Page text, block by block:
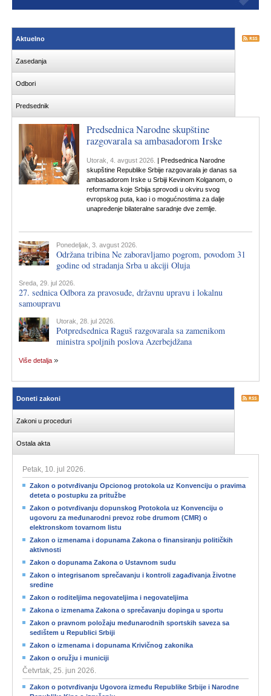
Aktuelno
Zasedanja
Odbori
Predsednik
Predsednica Narodne skupštine
razgovarala sa ambasadorom Irske
Utorak, 4. avgust 2026. | Predsednica Narodne
skupštine Republike Srbije razgovarala je danas sa
ambasadorom Irske u Srbiji Kevinom Kolganom, o
reformama koje Srbija sprovodi u okviru svog
evropskog puta, kao i o mogućnostima za dalje
unapređenje bilateralne saradnje dve zemlje.
Ponedeljak, 3. avgust 2026.
Održana tribina Ne zaboravljamo pogrom, povodom 31
godine od stradanja Srba u akciji Oluja
Sreda, 29. jul 2026.
27. sednica Odbora za pravosuđe, državnu upravu i lokalnu
samoupravu
Utorak, 28. jul 2026.
Potpredsednica Raguš razgovarala sa zamenikom
ministra spoljnih poslova Azerbejdžana
Više detalja
Doneti zakoni
Zakoni u proceduri
Ostala akta
Petak, 10. jul 2026.
Zakon o potvrđivanju Opcionog protokola uz Konvenciju o pravima
deteta o postupku za pritužbe
Zakon o potvrđivanju dopunskog Protokola uz Konvenciju o
ugovoru za međunarodni prevoz robe drumom (CMR) o
elektronskom tovarnom listu
Zakon o izmenama i dopunama Zakona o finansiranju političkih
aktivnosti
Zakon o dopunama Zakona o Ustavnom sudu
Zakon o integrisanom sprečavanju i kontroli zagađivanja životne
sredine
Zakon o roditeljima negovateljima i negovateljima
Zakona o izmenama Zakona o sprečavanju dopinga u sportu
Zakon o pravnom položaju međunarodnih sportskih saveza sa
sedištem u Republici Srbiji
Zakon o izmenama i dopunama Krivičnog zakonika
Zakon o oružju i municiji
Četvrtak, 25. jun 2026.
Zakon o potvrđivanju Ugovora između Republike Srbije i Narodne